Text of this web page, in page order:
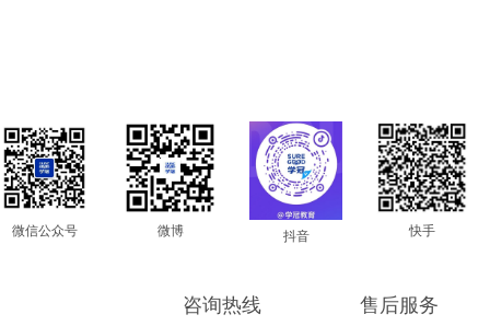
微信公众号 微博 抖音 快手
咨询热线 售后服务